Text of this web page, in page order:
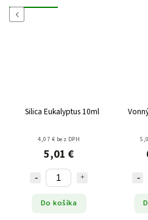
Previous
Silica Eukalyptus 10ml
4,07 € bez DPH
5,01 €
Do košíka